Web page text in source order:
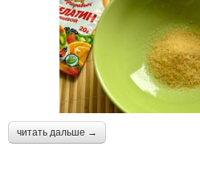
читать дальше →